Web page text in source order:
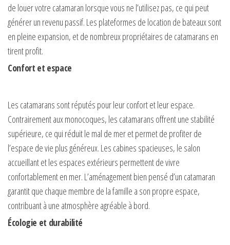
de louer votre catamaran lorsque vous ne l’utilisez pas, ce qui peut
générer un revenu passif. Les plateformes de location de bateaux sont
en pleine expansion, et de nombreux propriétaires de catamarans en
tirent profit.
Confort et espace
Les catamarans sont réputés pour leur confort et leur espace.
Contrairement aux monocoques, les catamarans offrent une stabilité
supérieure, ce qui réduit le mal de mer et permet de profiter de
l’espace de vie plus généreux. Les cabines spacieuses, le salon
accueillant et les espaces extérieurs permettent de vivre
confortablement en mer. L’aménagement bien pensé d’un catamaran
garantit que chaque membre de la famille a son propre espace,
contribuant à une atmosphère agréable à bord.
Écologie et durabilité